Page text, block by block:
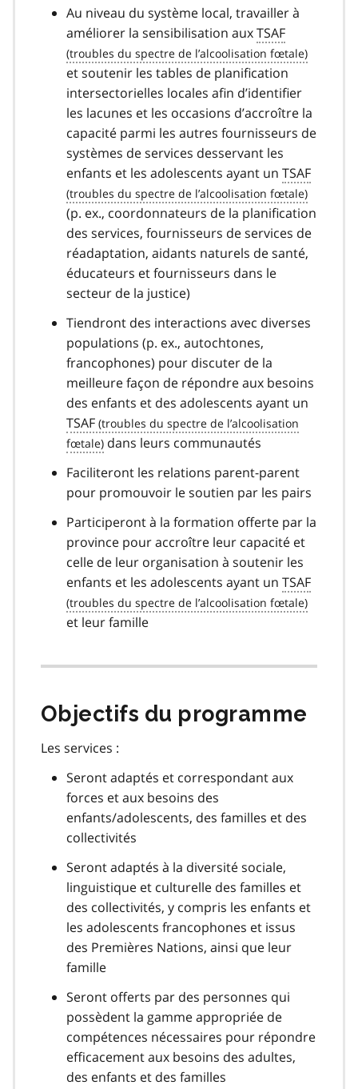
Au niveau du système local, travailler à
améliorer la sensibilisation auxTSAF
et soutenir les tables de planification
intersectorielles locales afin d’identifier
les lacunes et les occasions d’accroître la
capacité parmi les autres fournisseurs de
systèmes de services desservant les
enfants et les adolescents ayant un TSAF
(p. ex., coordonnateurs de la planification
des services, fournisseurs de services de
réadaptation, aidants naturels de santé,
éducateurs et fournisseurs dans le
secteur de la justice)
Tiendront des interactions avec diverses
populations (p. ex., autochtones,
francophones) pour discuter de la
meilleure façon de répondre aux besoins
des enfants et des adolescents ayant un
TSAF
dans leurs communautés
Faciliteront les relations parent-parent
pour promouvoir le soutien par les pairs
Participeront à la formation offerte par la
province pour accroître leur capacité et
celle de leur organisation à soutenir les
enfants et les adolescents ayant un TSAF
et leur famille
Objectifs du programme
Les services :
Seront adaptés et correspondant aux
forces et aux besoins des
enfants/adolescents, des familles et des
collectivités
Seront adaptés à la diversité sociale,
linguistique et culturelle des familles et
des collectivités, y compris les enfants et
les adolescents francophones et issus
des Premières Nations, ainsi que leur
famille
Seront offerts par des personnes qui
possèdent la gamme appropriée de
compétences nécessaires pour répondre
efficacement aux besoins des adultes,
des enfants et des familles